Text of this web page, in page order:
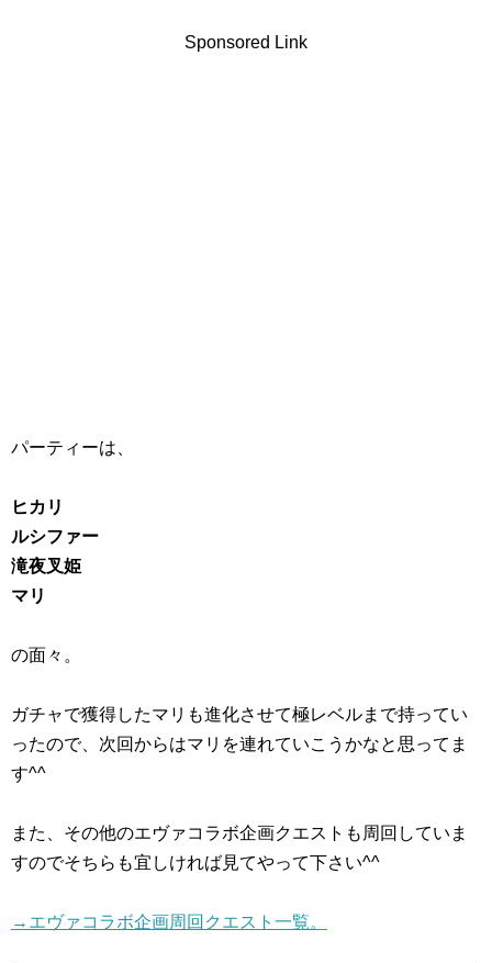
Sponsored Link
パーティーは、
ヒカリ
ルシファー
滝夜叉姫
マリ
の面々。
ガチャで獲得したマリも進化させて極レベルまで持ってい
ったので、次回からはマリを連れていこうかなと思ってま
す^^
また、その他のエヴァコラボ企画クエストも周回していま
すのでそちらも宜しければ見てやって下さい^^
→エヴァコラボ企画周回クエスト一覧。